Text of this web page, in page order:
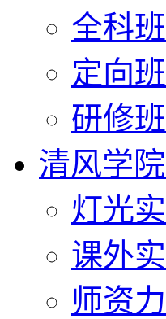
全科班
定向班
研修班
清风学
灯光
课外
师资